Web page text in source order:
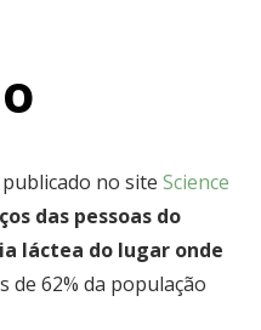
no site Science
das pessoas do
láctea do lugar onde
de 62% da população